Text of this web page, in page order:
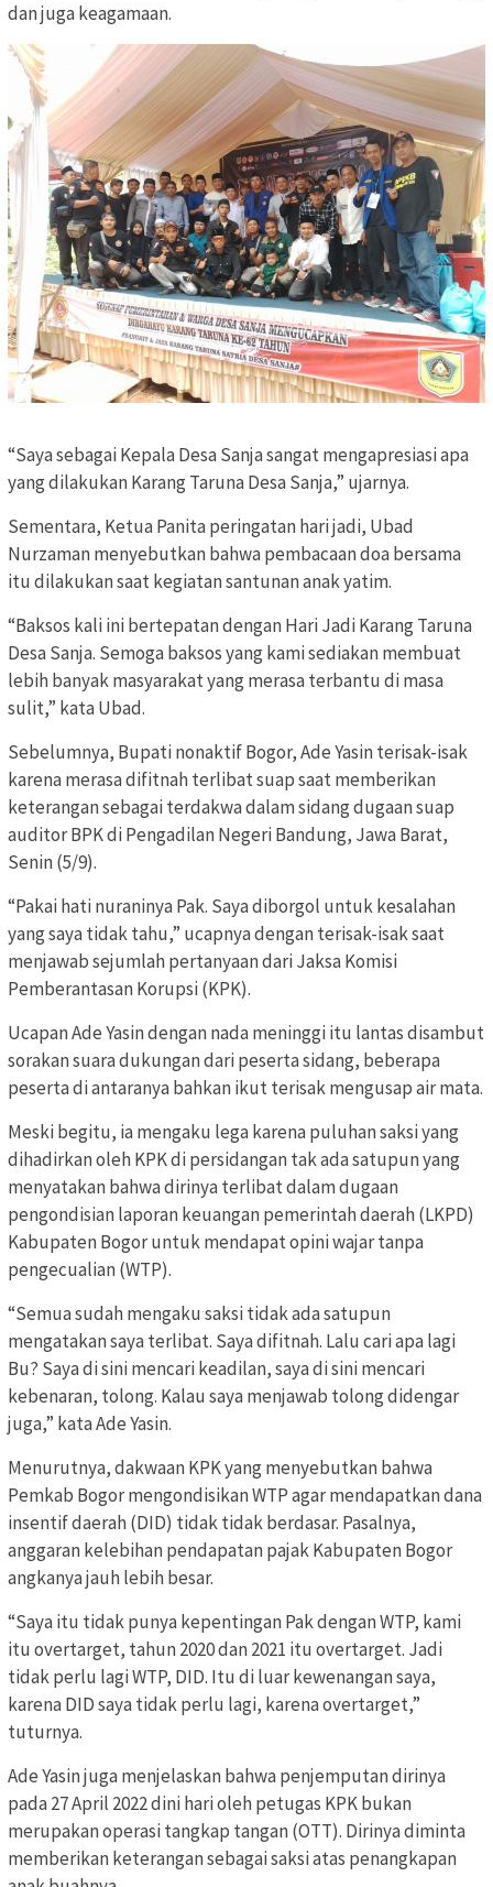
dan juga keagamaan.
“Saya sebagai Kepala Desa Sanja sangat mengapresiasi apa
yang dilakukan Karang Taruna Desa Sanja,” ujarnya.
Sementara, Ketua Panita peringatan hari jadi, Ubad
Nurzaman menyebutkan bahwa pembacaan doa bersama
itu dilakukan saat kegiatan santunan anak yatim.
“Baksos kali ini bertepatan dengan Hari Jadi Karang Taruna
Desa Sanja. Semoga baksos yang kami sediakan membuat
lebih banyak masyarakat yang merasa terbantu di masa
sulit,” kata Ubad.
Sebelumnya, Bupati nonaktif Bogor, Ade Yasin terisak-isak
karena merasa difitnah terlibat suap saat memberikan
keterangan sebagai terdakwa dalam sidang dugaan suap
auditor BPK di Pengadilan Negeri Bandung, Jawa Barat,
Senin (5/9).
“Pakai hati nuraninya Pak. Saya diborgol untuk kesalahan
yang saya tidak tahu,” ucapnya dengan terisak-isak saat
menjawab sejumlah pertanyaan dari Jaksa Komisi
Pemberantasan Korupsi (KPK).
Ucapan Ade Yasin dengan nada meninggi itu lantas disambut
sorakan suara dukungan dari peserta sidang, beberapa
peserta di antaranya bahkan ikut terisak mengusap air mata.
Meski begitu, ia mengaku lega karena puluhan saksi yang
dihadirkan oleh KPK di persidangan tak ada satupun yang
menyatakan bahwa dirinya terlibat dalam dugaan
pengondisian laporan keuangan pemerintah daerah (LKPD)
Kabupaten Bogor untuk mendapat opini wajar tanpa
pengecualian (WTP).
“Semua sudah mengaku saksi tidak ada satupun
mengatakan saya terlibat. Saya difitnah. Lalu cari apa lagi
Bu? Saya di sini mencari keadilan, saya di sini mencari
kebenaran, tolong. Kalau saya menjawab tolong didengar
juga,” kata Ade Yasin.
Menurutnya, dakwaan KPK yang menyebutkan bahwa
Pemkab Bogor mengondisikan WTP agar mendapatkan dana
insentif daerah (DID) tidak tidak berdasar. Pasalnya,
anggaran kelebihan pendapatan pajak Kabupaten Bogor
angkanya jauh lebih besar.
“Saya itu tidak punya kepentingan Pak dengan WTP, kami
itu overtarget, tahun 2020 dan 2021 itu overtarget. Jadi
tidak perlu lagi WTP, DID. Itu di luar kewenangan saya,
karena DID saya tidak perlu lagi, karena overtarget,”
tuturnya.
Ade Yasin juga menjelaskan bahwa penjemputan dirinya
pada 27 April 2022 dini hari oleh petugas KPK bukan
merupakan operasi tangkap tangan (OTT). Dirinya diminta
memberikan keterangan sebagai saksi atas penangkapan